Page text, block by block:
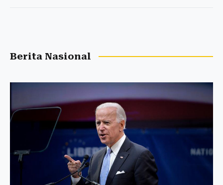
Berita Nasional